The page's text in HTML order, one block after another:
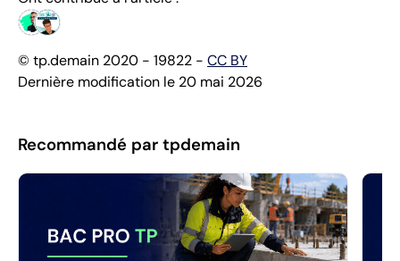
© tp.demain 2020 - 19822 - CC BY
Dernière modification le 20 mai 2026
Recommandé par tpdemain